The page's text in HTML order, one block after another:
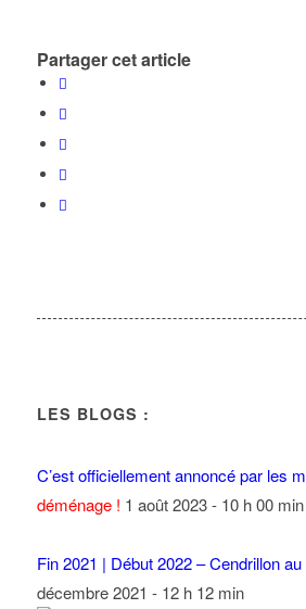
Partager cet article
LES BLOGS :
C’est officiellement annoncé par les
déménage ! 1 août 2023 - 10 h 00 min
Fin 2021 | Début 2022 – Cendrillon
décembre 2021 - 12 h 12 min